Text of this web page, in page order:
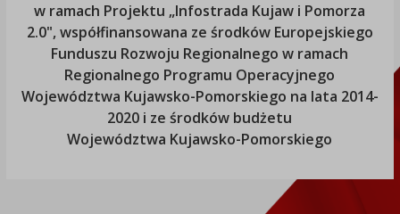
w ramach Projektu „Infostrada Kujaw i Pomorza
2.0", współfinansowana ze środków Europejskiego
Funduszu Rozwoju Regionalnego w ramach
Regionalnego Programu Operacyjnego
Województwa Kujawsko-Pomorskiego na lata 2014-
2020 i ze środków budżetu
Województwa Kujawsko-Pomorskiego